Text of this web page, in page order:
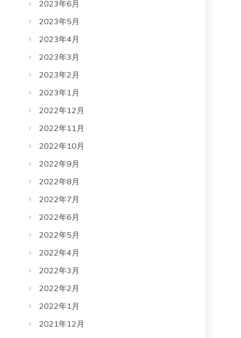
2023年6月
2023年5月
2023年4月
2023年3月
2023年2月
2023年1月
2022年12月
2022年11月
2022年10月
2022年9月
2022年8月
2022年7月
2022年6月
2022年5月
2022年4月
2022年3月
2022年2月
2022年1月
2021年12月